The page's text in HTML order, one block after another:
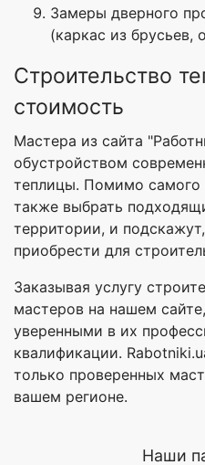
Замеры дверного
(каркас из брусьев,
Строительство
стоимость
Мастера из сайта
обустройством
теплицы. Помимо самого
также выбрать
территории, и
приобрести для
Заказывая услугу
мастеров на нашем
уверенными в их
квалификации.
только проверенных
вашем регионе.
Наши